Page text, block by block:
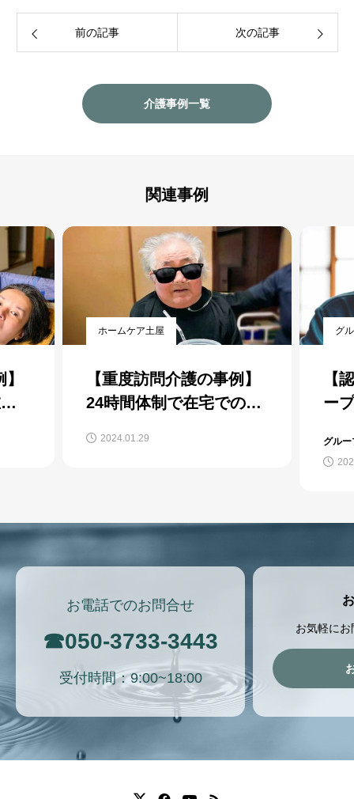
前の記事 次の記事
介護事例一覧
関連事例
グループホームのがわ
【認知症ケア事例】グル
ープホーム入居中の認知
グループホームのがわ
デ
デ
例
デイ
お電話でのお問合せ
☎050-3733-3443
受付時間：9:00~18:00
お気軽に